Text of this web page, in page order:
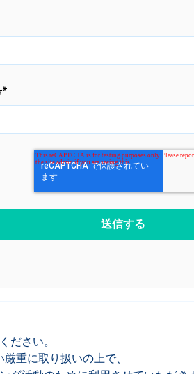
*
ださい。
重に取り扱いの上で、